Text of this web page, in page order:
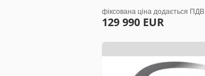
фіксована ціна додається ПДВ
129 990 EUR